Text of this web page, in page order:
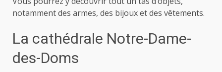
notamment des armes, des bijoux et des vêtements.
La cathédrale Notre-Dame-
des-Doms